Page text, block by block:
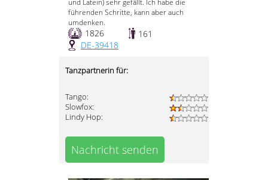
und Latein) sehr gefällt. Ich habe die
führenden Schritte, kann aber auch
umdenken.
1826
161
DE-39418
Tanzpartnerin für:
Tango:
Slowfox:
Lindy Hop:
Nachricht senden